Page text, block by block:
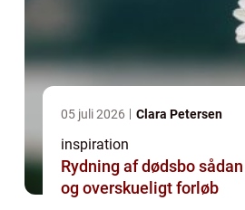
05 juli 2026 Clara Petersen
inspiration
Rydning af dødsbo sådan får du et trygt
og overskueligt forløb